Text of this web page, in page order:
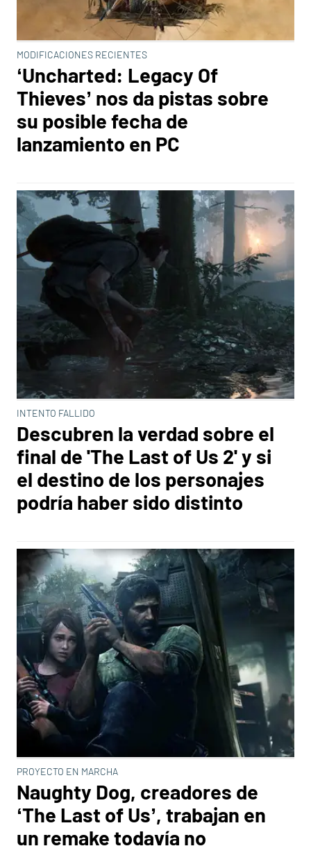
MODIFICACIONES RECIENTES
‘Uncharted: Legacy Of
Thieves’ nos da pistas sobre
su posible fecha de
lanzamiento en PC
INTENTO FALLIDO
Descubren la verdad sobre el
final de 'The Last of Us 2' y si
el destino de los personajes
podría haber sido distinto
PROYECTO EN MARCHA
Naughty Dog, creadores de
‘The Last of Us’, trabajan en
un remake todavía no